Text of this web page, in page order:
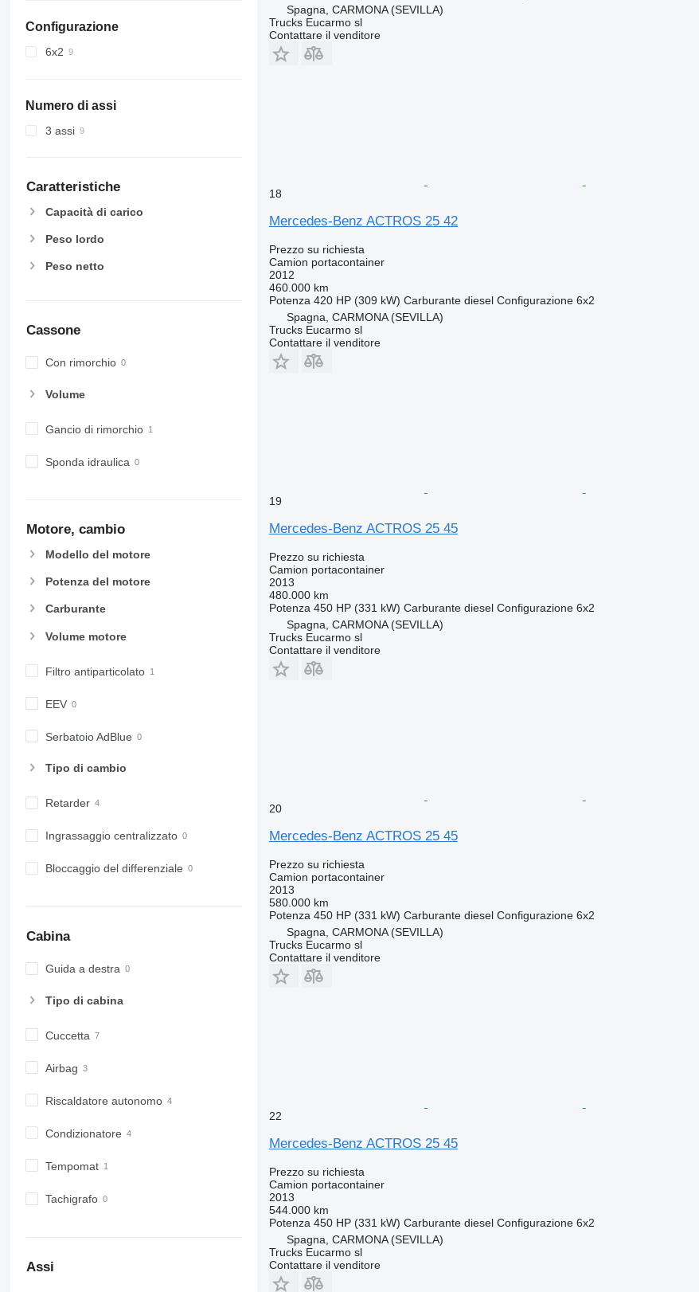
Configurazione
6x2
Numero di assi
3 assi
Caratteristiche
Capacità di carico
Peso lordo
Peso netto
Cassone
Con rimorchio
Volume
Gancio di rimorchio
Sponda idraulica
Motore, cambio
Modello del motore
Potenza del motore
Carburante
Volume motore
Filtro antiparticolato
EEV
Serbatoio AdBlue
Tipo di cambio
Retarder
Ingrassaggio centralizzato
Bloccaggio del differenziale
Cabina
Guida a destra
Tipo di cabina
Cuccetta
Airbag
Riscaldatore autonomo
Condizionatore
Tempomat
Tachigrafo
Assi
Spagna, CARMONA (SEVILLA)
Trucks Eucarmo sl
Contattare il venditore
18
Mercedes-Benz ACTROS 25 42
Prezzo su richiesta
Camion portacontainer
2012
460.000 km
Potenza 420 HP (309 kW) Carburante diesel Configurazione 6x2
Spagna, CARMONA (SEVILLA)
Trucks Eucarmo sl
Contattare il venditore
19
Mercedes-Benz ACTROS 25 45
Prezzo su richiesta
Camion portacontainer
2013
480.000 km
Potenza 450 HP (331 kW) Carburante diesel Configurazione 6x2
Spagna, CARMONA (SEVILLA)
Trucks Eucarmo sl
Contattare il venditore
20
Mercedes-Benz ACTROS 25 45
Prezzo su richiesta
Camion portacontainer
2013
580.000 km
Potenza 450 HP (331 kW) Carburante diesel Configurazione 6x2
Spagna, CARMONA (SEVILLA)
Trucks Eucarmo sl
Contattare il venditore
22
Mercedes-Benz ACTROS 25 45
Prezzo su richiesta
Camion portacontainer
2013
544.000 km
Potenza 450 HP (331 kW) Carburante diesel Configurazione 6x2
Spagna, CARMONA (SEVILLA)
Trucks Eucarmo sl
Contattare il venditore